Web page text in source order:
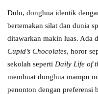
Dulu, donghua identik
bertemakan silat dan dunia
ditawarkan makin luas. Ada
Cupid’s Chocolates, horor
sekolah seperti Daily Life of
membuat donghua mampu
penonton dengan preferensi